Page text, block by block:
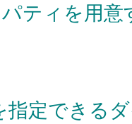
ティを用
指定できる